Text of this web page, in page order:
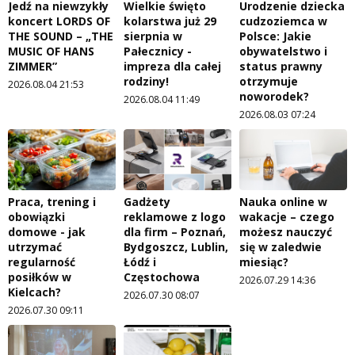
Jedź na niewzykły
koncert LORDS OF
THE SOUND – „THE
MUSIC OF HANS
ZIMMER”
2026.08.04 21:53
Wielkie święto
kolarstwa już 29
sierpnia w
Pałecznicy -
impreza dla całej
rodziny!
2026.08.04 11:49
Urodzenie dziecka
cudzoziemca w
Polsce: Jakie
obywatelstwo i
status prawny
otrzymuje
noworodek?
2026.08.03 07:24
Praca, trening i
obowiązki
domowe - jak
utrzymać
regularność
posiłków w
Kielcach?
2026.07.30 09:11
Gadżety
reklamowe z logo
dla firm – Poznań,
Bydgoszcz, Lublin,
Łódź i
Częstochowa
2026.07.30 08:07
Nauka online w
wakacje – czego
możesz nauczyć
się w zaledwie
miesiąc?
2026.07.29 14:36